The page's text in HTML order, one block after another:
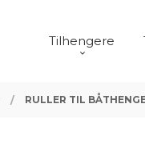
Tilhengere
RULLER TIL